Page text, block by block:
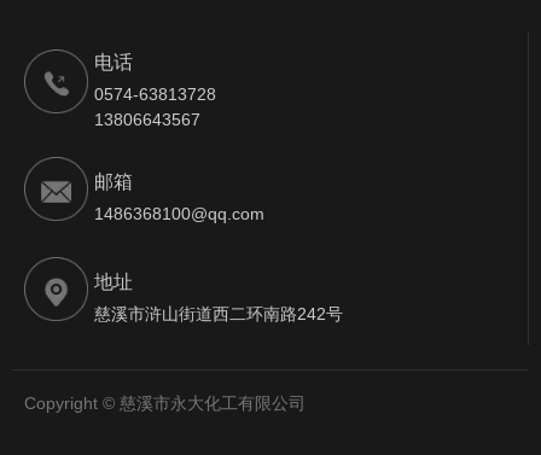
电话
0574-63813728
13806643567
邮箱
1486368100@qq.com
地址
慈溪市浒山街道西二环南路242号
Copyright © 慈溪市永大化工有限公司